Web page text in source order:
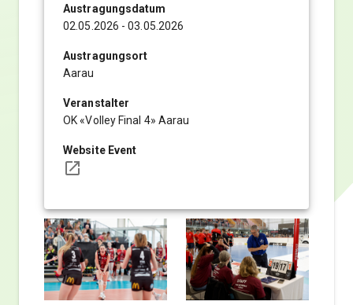
Austragungsdatum
02.05.2026 - 03.05.2026
Austragungsort
Aarau
Veranstalter
OK «Volley Final 4» Aarau
Website Event
launch